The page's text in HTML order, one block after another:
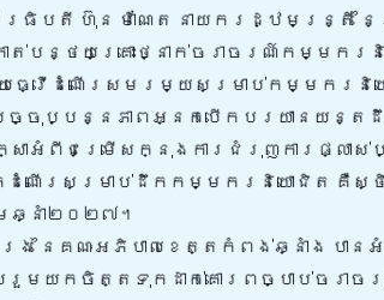
បតី ហ៊ុន ម៉ាណែត នាយករដ្ឋមន្ត្រី នៃព្
ត់បន្ថយគ្រោះថ្នាក់ចរាចរណ៍កម្មករ
យធ្វើដំណើរសមរម្យសម្រាប់កម្មករ
ច្ចុប្បន្នភាពអ្នកបើកបរយានយន្ត
សាអំពីជម្រើសក្នុងការជំរុញការផ្ល
ណើរសម្រាប់ដឹកកម្មករនិយោជិត គឺស្
ឆ្នាំ២០២៧។
ង នៃគណៈអភិបាលខេត្តកំពង់ឆ្នាំង បា
យកចិត្តទុកដាក់គោរពច្បាប់ចរាច